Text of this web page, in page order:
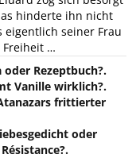
hinderte ihn nicht
eigentlich seiner Frau
Freiheit …
oder Rezeptbuch?.
Vanille wirklich?.
frittierter
oder